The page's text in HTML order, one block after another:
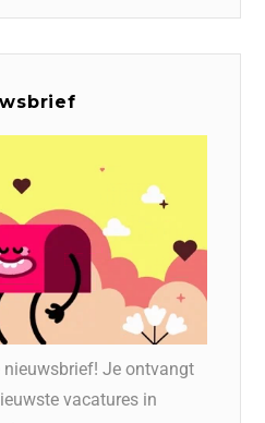
Je ontvangt
vacatures in